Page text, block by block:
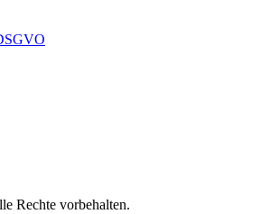
Rechte vorbehalten.